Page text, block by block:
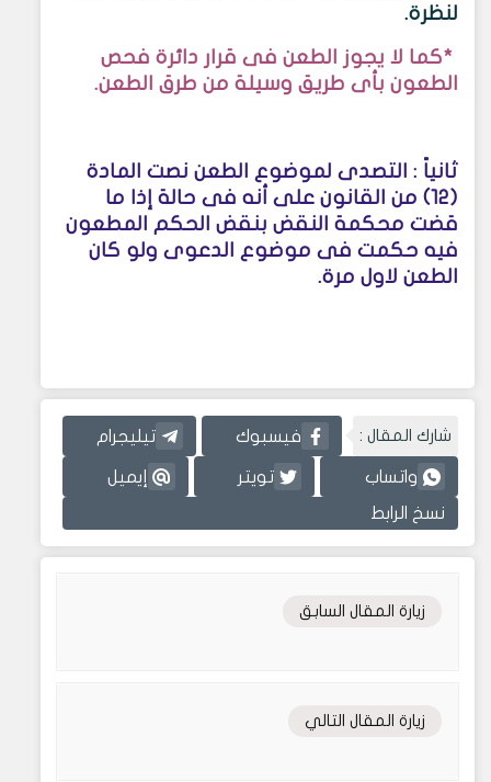
لنظرة.
*كما لا يجوز الطعن فى قرار دائرة فحص
الطعون بأى طريق وسيلة من طرق الطعن.
ثانياً : التصدى لموضوع الطعن نصت المادة
(12) من القانون على أنه فى حالة إذا ما
قضت محكمة النقض بنقض الحكم المطعون
فيه حكمت فى موضوع الدعوى ولو كان
الطعن لاول مرة.
شارك المقال : فيسبوك تيليجرام
واتساب تويتر إيميل
نسخ الرابط
زيارة المقال السابق
زيارة المقال التالي